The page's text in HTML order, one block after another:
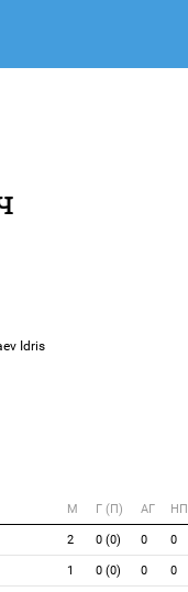
Idris
М Г (П) АГ НП
2 0 (0) 0 0
1 0 (0) 0 0